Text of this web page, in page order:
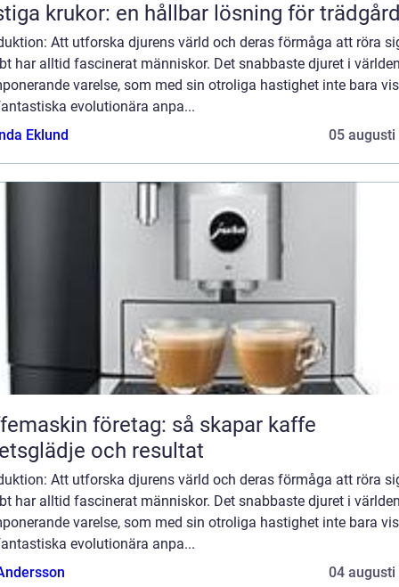
krukor: en hållbar lösning för
Att utforska djurens värld och deras förmåga att röra
har alltid fascinerat människor. Det snabbaste djuret i
varelse, som med sin otroliga hastighet inte bara
evolutionära anpa...
Eklund
05 augusti
företag: så skapar kaffe
och resultat
Att utforska djurens värld och deras förmåga att röra
har alltid fascinerat människor. Det snabbaste djuret i
varelse, som med sin otroliga hastighet inte bara
evolutionära anpa...
04 augusti